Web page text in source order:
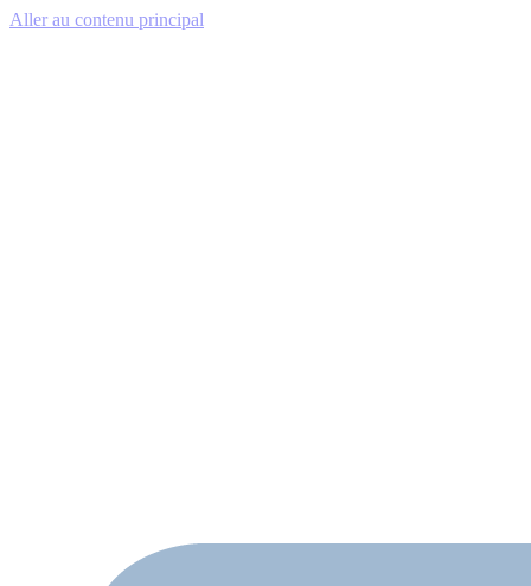
Aller au contenu principal